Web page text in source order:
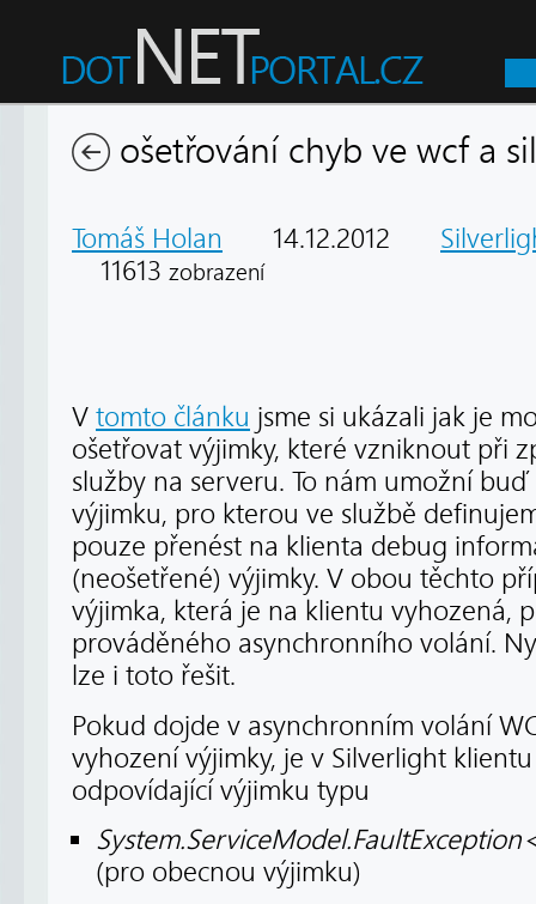
ošetřování chyb ve wcf a
Tomáš Holan 14.12.2012
11613 zobrazení
V tomto článku jsme si ukázali jak je
ošetřovat výjimky, které vzniknout při
služby na serveru. To nám umožní
výjimku, pro kterou ve službě
pouze přenést na klienta debug
(neošetřené) výjimky. V obou těchto
výjimka, která je na klientu vyhozená,
prováděného asynchronního volání.
lze i toto řešit.
Pokud dojde v asynchronním volání
vyhození výjimky, je v Silverlight
odpovídající výjimku typu
(pro obecnou výjimku)